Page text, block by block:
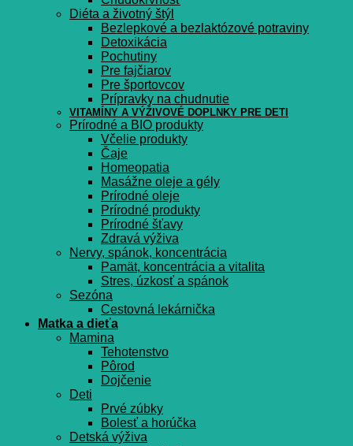
Diéta a životný štýl
Bezlepkové a bezlaktózové potraviny
Detoxikácia
Pochutiny
Pre fajčiarov
Pre športovcov
Prípravky na chudnutie
VITAMÍNY A VÝŽIVOVÉ DOPLNKY PRE DETI
Prírodné a BIO produkty
Včelie produkty
Čaje
Homeopatia
Masážne oleje a gély
Prírodné oleje
Prírodné produkty
Prírodné šťavy
Zdravá výživa
Nervy, spánok, koncentrácia
Pamät, koncentrácia a vitalita
Stres, úzkosť a spánok
Sezóna
Cestovná lekárnička
Matka a dieťa
Mamina
Tehotenstvo
Pôrod
Dojčenie
Deti
Prvé zúbky
Bolesť a horúčka
Detská výživa